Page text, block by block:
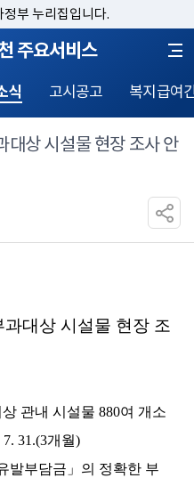
부 누리집입니다.
주요서비스
식 고시공고 복지급여
상 시설물 현장 조사 안
대상 시설물 현장 조
관내 시설물 880여 개소
7. 31.(3개월)
발부담금」의 정확한 부